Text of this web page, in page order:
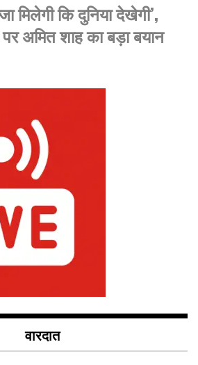
मिलेगी कि दुनिया देखेगी’,
अमित शाह का बड़ा बयान
वारदात